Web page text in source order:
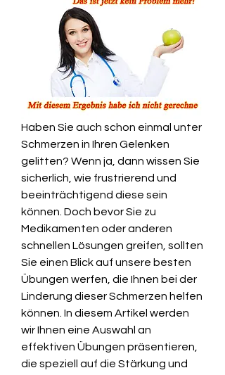
Haben Sie auch schon einmal unter
Schmerzen in Ihren Gelenken
gelitten? Wenn ja, dann wissen Sie
sicherlich, wie frustrierend und
beeinträchtigend diese sein
können. Doch bevor Sie zu
Medikamenten oder anderen
schnellen Lösungen greifen, sollten
Sie einen Blick auf unsere besten
Übungen werfen, die Ihnen bei der
Linderung dieser Schmerzen helfen
können. In diesem Artikel werden
wir Ihnen eine Auswahl an
effektiven Übungen präsentieren,
die speziell auf die Stärkung und